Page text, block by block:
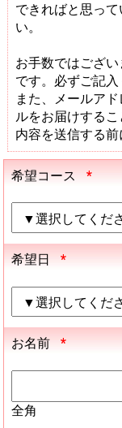
できればと思っ
い。
お手数ではござ
です。必ずご記入
また、メールア
ルをお届けするこ
内容を送信する前
希望コース *
希望日 *
お名前 *
全角